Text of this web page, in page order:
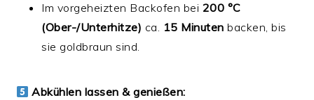
Im vorgeheizten Backofen bei 200 °C
(Ober-/Unterhitze) ca. 15 Minuten backen, bis
sie goldbraun sind.
Abkühlen lassen & genießen: